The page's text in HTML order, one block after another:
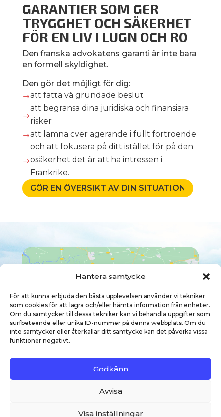
Hantera samtycke
För att kunna erbjuda den bästa upplevelsen använder vi tekniker
som cookies för att lagra och/eller hämta information från enheter.
Om du samtycker till dessa tekniker kan vi behandla uppgifter som
surfbeteende eller unika ID-nummer på denna webbplats. Om du
inte samtycker eller återkallar ditt samtycke kan det påverka vissa
funktioner negativt.
Godkänn
Avvisa
Visa inställningar
GARANTIER SOM GER
TRYGGHET OCH SÄKERHET
FÖR EN LIV I LUGN OCH RO
Den franska advokatens garanti är inte bara
en formell skyldighet.
Den gör det möjligt för dig:
$att fatta välgrundade beslut
$
att begränsa dina juridiska och finansiära
risker
$att lämna över agerande i fullt förtroende
$
och att fokusera på ditt istället för på den
osäkerhet det är att ha intressen i
Frankrike.
GÖR EN ÖVERSIKT AV DIN SITUATION
Klicka här för att godkänna cookies
marketing och aktivera detta innehåll